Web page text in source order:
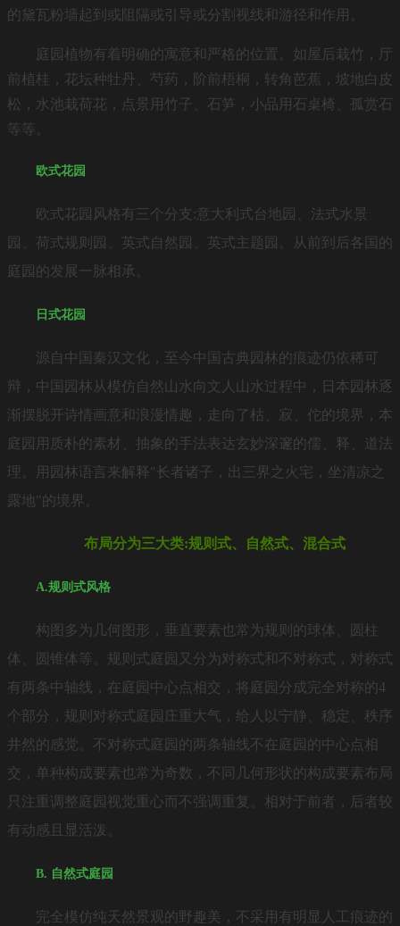
的黛瓦粉墙起到或阻隔或引导或分割视线和游径和作用。
庭园植物有着明确的寓意和严格的位置。如屋后栽竹，厅
前植桂，花坛种牡丹、芍药，阶前梧桐，转角芭蕉，坡地白皮
松，水池栽荷花，点景用竹子、石笋，小品用石桌椅、孤赏石
等等。
欧式花园
欧式花园风格有三个分支:意大利式台地园、法式水景
园、荷式规则园、英式自然园、英式主题园。从前到后各国的
庭园的发展一脉相承。
日式花园
源自中国秦汉文化，至今中国古典园林的痕迹仍依稀可
辩，中国园林从模仿自然山水向文人山水过程中，日本园林逐
渐摆脱开诗情画意和浪漫情趣，走向了枯、寂、佗的境界，本
庭园用质朴的素材、抽象的手法表达玄妙深邃的儒、释、道法
理。用园林语言来解释"长者诸子，出三界之火宅，坐清凉之
露地"的境界。
布局分为三大类:规则式、自然式、混合式
A.规则式风格
构图多为几何图形，垂直要素也常为规则的球体、圆柱
体、圆锥体等。规则式庭园又分为对称式和不对称式，对称式
有两条中轴线，在庭园中心点相交，将庭园分成完全对称的4
个部分，规则对称式庭园庄重大气，给人以宁静、稳定、秩序
井然的感觉。不对称式庭园的两条轴线不在庭园的中心点相
交，单种构成要素也常为奇数，不同几何形状的构成要素布局
只注重调整庭园视觉重心而不强调重复。相对于前者，后者较
有动感且显活泼。
B. 自然式庭园
完全模仿纯天然景观的野趣美，不采用有明显人工痕迹的